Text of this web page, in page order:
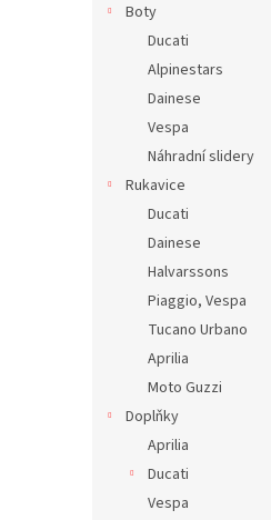
Boty
Ducati
Alpinestars
Dainese
Vespa
Náhradní slidery
Rukavice
Ducati
Dainese
Halvarssons
Piaggio, Vespa
Tucano Urbano
Aprilia
Moto Guzzi
Doplňky
Aprilia
Ducati
Vespa